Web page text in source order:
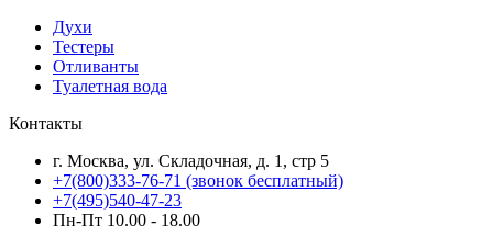
Духи
Тестеры
Отливанты
Туалетная вода
Контакты
г. Москва, ул. Складочная, д. 1, стр 5
+7(800)333-76-71 (звонок бесплатный)
+7(495)540-47-23
Пн-Пт 10.00 - 18.00